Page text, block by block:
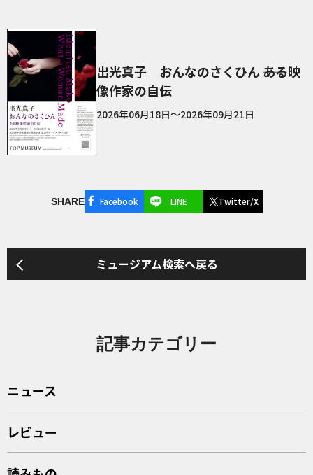
出光真子 おんなのさくひん ――ある映
像作家の自伝
2026年06月18日～2026年09月21日
SHARE Facebook LINE Twitter/X
ミュージアム検索へ戻る
記事カテゴリー
ニュース
レビュー